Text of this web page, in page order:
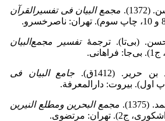
مجمع البیان فی تفسیرالقرآن
(بی‌تا). ترجمۀ تفسیر مجمعالبیان
(1412ق).
جامع البیان فی
مجمع البحرین ومطلع النیرین
مرتضوی.